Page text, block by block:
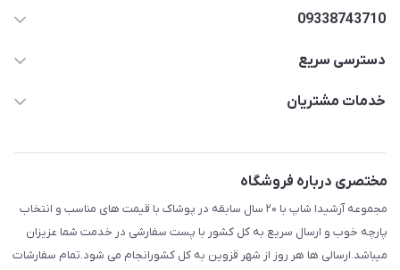
09338743710
دسترسی سریع
حساب کاربری
لیست محصولات
درباره ما
تماس با ما
خدمات مشتریان
مختصری درباره فروشگاه
مجموعه آرشیدا شاپ با ۲۰ سال سابقه در پوشاک با قیمت های مناسب و انتخاب
پارچه خوب و ارسال سریع به کل کشور با پست سفارشی در خدمت شما عزیزان
میباشد.ارسالی ها هر روز از شهر قزوین به کل کشورانجام می شود.تمام سفارشات